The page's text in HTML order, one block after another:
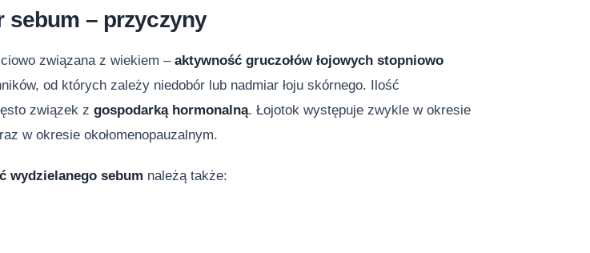
sebum – przyczyny
związana z wiekiem –aktywność gruczołów łojowych stopniowo
od których zależy niedobór lub nadmiar łoju skórnego. Ilość
związek zgospodarką hormonalną. Łojotok występuje zwykle w okresie
w okresie okołomenopauzalnym.
wydzielanego sebum należą także: